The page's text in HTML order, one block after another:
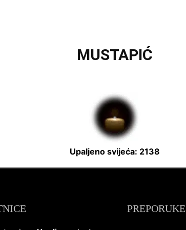
MUSTAPIĆ
Upaljeno svijeća: 2138
PREPORUKE